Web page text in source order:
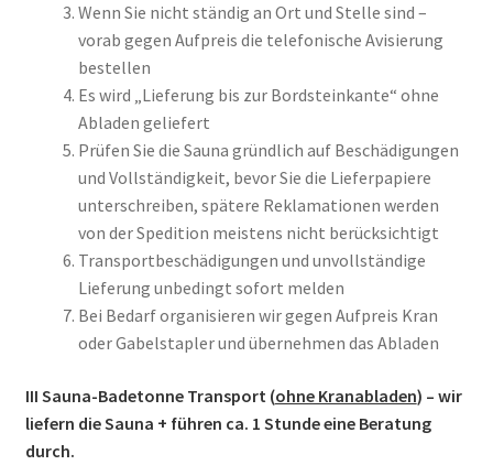
Wenn Sie nicht ständig an Ort und Stelle sind –
vorab gegen Aufpreis die telefonische Avisierung
bestellen
Es wird „Lieferung bis zur Bordsteinkante“ ohne
Abladen geliefert
Prüfen Sie die Sauna gründlich auf Beschädigungen
und Vollständigkeit, bevor Sie die Lieferpapiere
unterschreiben, spätere Reklamationen werden
von der Spedition meistens nicht berücksichtigt
Transportbeschädigungen und unvollständige
Lieferung unbedingt sofort melden
Bei Bedarf organisieren wir gegen Aufpreis Kran
oder Gabelstapler und übernehmen das Abladen
III Sauna-Badetonne Transport (ohne Kranabladen) – wir
liefern die Sauna + führen ca. 1 Stunde eine Beratung
durch.